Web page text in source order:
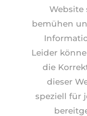
Website
bemühen
Leider
die
dieser
speziell für